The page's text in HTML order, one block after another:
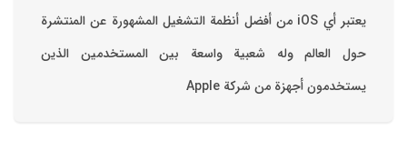
‏يعتبر أي iOS من أفضل أنظمة التشغيل المشهورة عن المنتشرة
حول العالم وله شعبية واسعة بين المستخدمين الذين
يستخدمون أجهزة من شركة Apple